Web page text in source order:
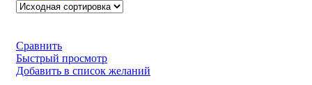
Сравнить
Быстрый просмотр
Добавить в список желаний